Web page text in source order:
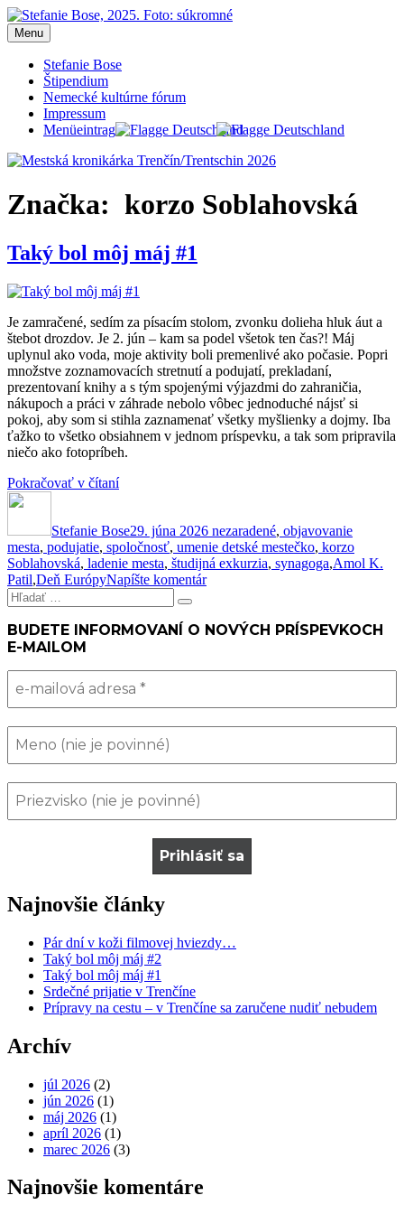
Prejsť
na
obsah
Mestská kronikárka Trenčín/Trentschin 2026
Blog Stefanie Bose, mestská kronikárka Trenčín 2026
Menu
Stefanie Bose
Štipendium
Nemecké kultúrne fórum
Impressum
Menüeintrag
Značka: korzo Soblahovská
Taký bol môj máj #1
Je zamračené, sedím za písacím stolom, zvonku dolieha hluk áut a
štebot drozdov. Je 2. jún – kam sa podel všetok ten čas?! Máj
uplynul ako voda, moje aktivity boli premenlivé ako počasie. Popri
množstve zoznamovacích stretnutí a podujatí, prekladaní,
prezentovaní knihy a s tým spojenými výjazdmi do zahraničia,
nákupoch a práci v záhrade nebolo vôbec jednoduché nájsť si
pokoj, aby som si stihla zaznamenať všetky myšlienky a dojmy. Iba
ťažko to všetko obsiahnem v jednom príspevku, a tak som pripravila
niečo ako fotopríbeh.
Pokračovať v čítaní„Taký
máj
#1“
Stefanie Bose29. júna 2026 nezaradené, objavovanie
mesta, podujatie, spoločnosť, umenieZnačky
detské mestečko, korzo
Soblahovská, ladenie mesta, študijná exkurzia, synagoga,Amol K.
Patil,Deň EurópyNapíšte komentárk
môj
Hľadať:
Vyhľadávanie
BUDETE INFORMOVANÍ O NOVÝCH PRÍSPEVKOCH
E-MAILOM
Najnovšie články
Pár dní v koži filmovej hviezdy…
Taký bol môj máj #2
Taký bol môj máj #1
Srdečné prijatie v Trenčíne
Prípravy na cestu – v Trenčíne sa zaručene nudiť nebudem
Archív
júl 2026 (2)
jún 2026 (1)
máj 2026 (1)
apríl 2026 (1)
marec 2026 (3)
Najnovšie komentáre